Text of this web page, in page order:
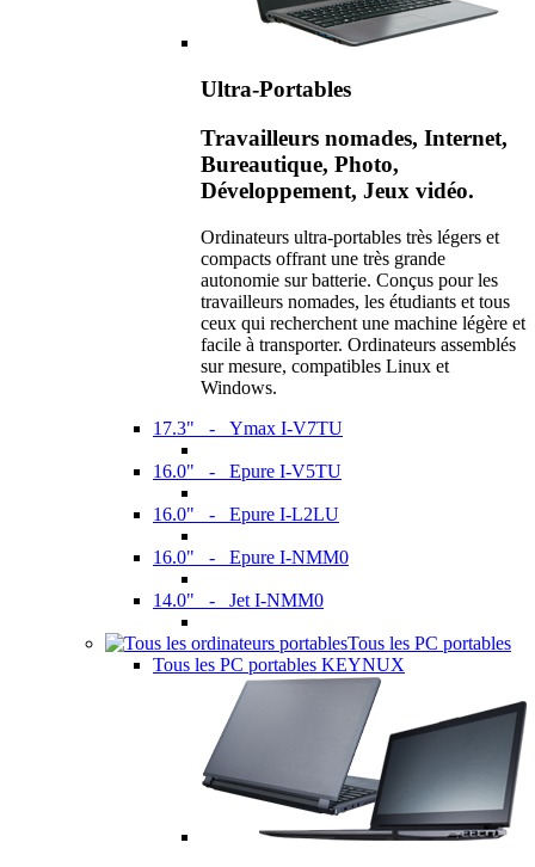
Ultra-Portables
Travailleurs nomades, Internet,
Bureautique, Photo,
Développement, Jeux vidéo.
Ordinateurs ultra-portables très légers et
compacts offrant une très grande
autonomie sur batterie. Conçus pour les
travailleurs nomades, les étudiants et tous
ceux qui recherchent une machine légère et
facile à transporter. Ordinateurs assemblés
sur mesure, compatibles Linux et
Windows.
17.3" - Ymax I-V7TU
16.0" - Epure I-V5TU
16.0" - Epure I-L2LU
16.0" - Epure I-NMM0
14.0" - Jet I-NMM0
Tous les PC portables
Tous les PC portables KEYNUX